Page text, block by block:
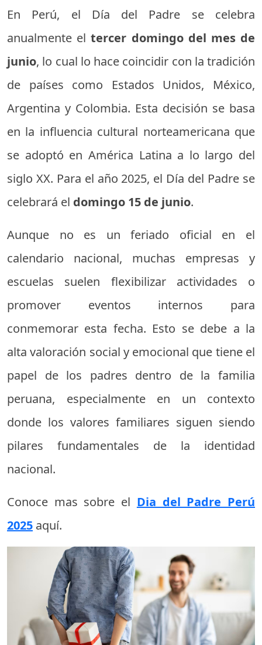
En Perú, el Día del Padre se celebra
anualmente eltercer domingo del mes de
junio, lo cual lo hace coincidir con la tradición
de países como Estados Unidos, México,
Argentina y Colombia. Esta decisión se basa
en la influencia cultural norteamericana que
se adoptó en América Latina a lo largo del
siglo XX. Para el año 2025, el Día del Padre se
celebrará el domingo 15 de junio.
Aunque no es un feriado oficial en el
calendario nacional, muchas empresas y
escuelas suelen flexibilizar actividades o
promover eventos internos para
conmemorar esta fecha. Esto se debe a la
alta valoración social y emocional que tiene el
papel de los padres dentro de la familia
peruana, especialmente en un contexto
donde los valores familiares siguen siendo
pilares fundamentales de la identidad
nacional.
Conoce mas sobre el Dia del Padre Perú
2025 aquí.